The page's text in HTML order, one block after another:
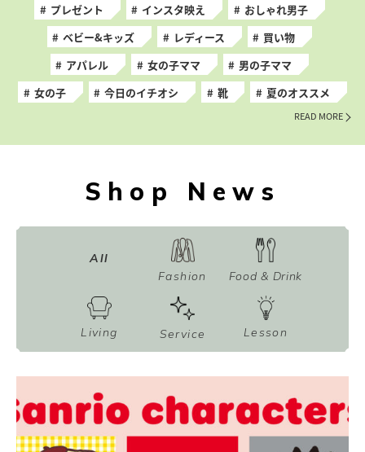
プレゼント
インスタ映え
おしゃれ男子
ベビー&キッズ
レディース
買い物
アパレル
女の子ママ
男の子ママ
女の子
今日のイチオシ 靴 夏のオススメ
READ MORE
Shop News
All
Fashion
Food & Drink
Living Service Lesson